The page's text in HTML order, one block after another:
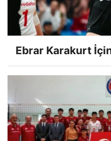
Ebrar Karakurt